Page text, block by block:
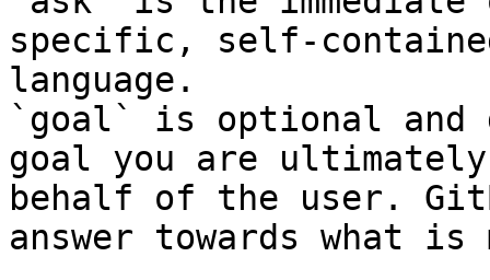
specific, self-
language.
`goal` is optional and
goal you are
behalf of the user.
answer towards what